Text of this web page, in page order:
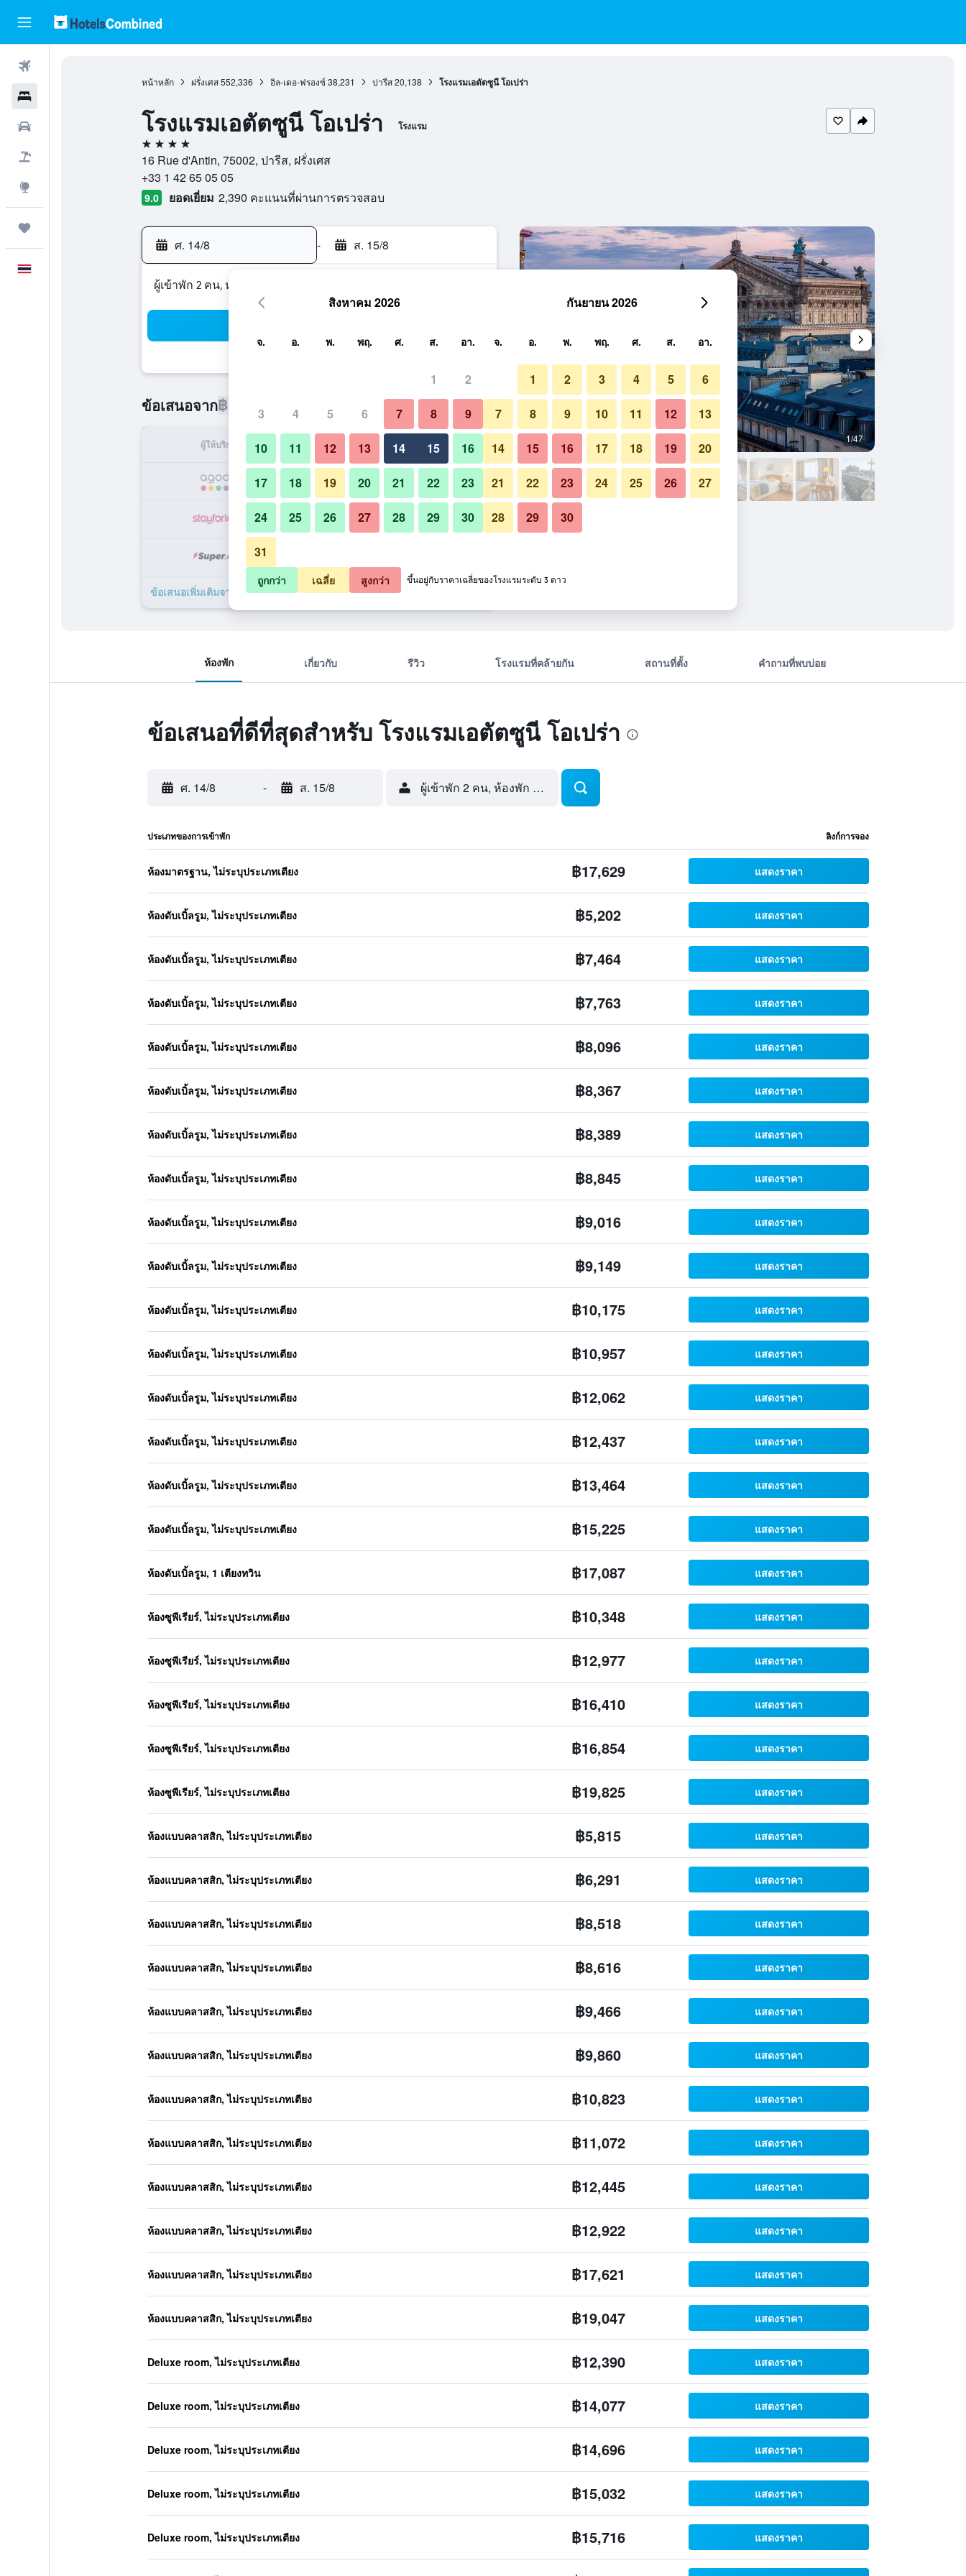
หน้าหลัก ฝรั่งเศส 552,336 อิล-เดอ-ฟรองซ์ 38,231 ปารีส 20,138 โรงแรมเอตัตซูนี โอเปร่า
โรงแรมเอตัตซูนี โอเปร่า โรงแรม
4 ดาว
16 Rue d'Antin, 75002, ปารีส, ฝรั่งเศส
+33 1 42 65 05 05
9.0 ยอดเยี่ยม 2,390 คะแนนที่ผ่านการตรวจสอบ
ศ. 14/8 - ส. 15/8
ผู้เข้าพัก 2 คน, ห้องพัก 1 ห้อง
ข้อเสนอจาก฿5,202 ราคาที่ถูกที่สุด ราคาต่อคืน
ผู้ให้บริการ ทั้งหมด (ต่อคืน)
฿5,202 เช็คดีล
฿5,815 เช็คดีล
ข้อเสนอเพิ่มเติมจาก โรงแรมเอตัตซูนี โอเปร่า 42 รายการ
อื่น ๆ 1/47
รูปภาพของ โรงแรมเอตัตซูนี โอเปร่า
ห้องพัก เกี่ยวกับ รีวิว โรงแรมที่คล้ายกัน สถานที่ตั้ง คำถามที่พบบ่อย
ข้อเสนอที่ดีที่สุดสำหรับ โรงแรมเอตัตซูนี โอเปร่า
ศ. 14/8 - ส. 15/8 ผู้เข้าพัก 2 คน, ห้องพัก 1 ห้อง
ประเภทของการเข้าพัก ลิงก์การจอง
ห้องมาตรฐาน, ไม่ระบุประเภทเตียง ฿17,629 แสดงราคา
ห้องดับเบิ้ลรูม, ไม่ระบุประเภทเตียง ฿5,202 แสดงราคา
ห้องดับเบิ้ลรูม, ไม่ระบุประเภทเตียง ฿7,464 แสดงราคา
ห้องดับเบิ้ลรูม, ไม่ระบุประเภทเตียง ฿7,763 แสดงราคา
ห้องดับเบิ้ลรูม, ไม่ระบุประเภทเตียง ฿8,096 แสดงราคา
ห้องดับเบิ้ลรูม, ไม่ระบุประเภทเตียง ฿8,367 แสดงราคา
ห้องดับเบิ้ลรูม, ไม่ระบุประเภทเตียง ฿8,389 แสดงราคา
ห้องดับเบิ้ลรูม, ไม่ระบุประเภทเตียง ฿8,845 แสดงราคา
ห้องดับเบิ้ลรูม, ไม่ระบุประเภทเตียง ฿9,016 แสดงราคา
ห้องดับเบิ้ลรูม, ไม่ระบุประเภทเตียง ฿9,149 แสดงราคา
ห้องดับเบิ้ลรูม, ไม่ระบุประเภทเตียง ฿10,175 แสดงราคา
ห้องดับเบิ้ลรูม, ไม่ระบุประเภทเตียง ฿10,957 แสดงราคา
ห้องดับเบิ้ลรูม, ไม่ระบุประเภทเตียง ฿12,062 แสดงราคา
ห้องดับเบิ้ลรูม, ไม่ระบุประเภทเตียง ฿12,437 แสดงราคา
ห้องดับเบิ้ลรูม, ไม่ระบุประเภทเตียง ฿13,464 แสดงราคา
ห้องดับเบิ้ลรูม, ไม่ระบุประเภทเตียง ฿15,225 แสดงราคา
ห้องดับเบิ้ลรูม, 1 เตียงทวิน ฿17,087 แสดงราคา
ห้องซูพีเรียร์, ไม่ระบุประเภทเตียง ฿10,348 แสดงราคา
ห้องซูพีเรียร์, ไม่ระบุประเภทเตียง ฿12,977 แสดงราคา
ห้องซูพีเรียร์, ไม่ระบุประเภทเตียง ฿16,410 แสดงราคา
ห้องซูพีเรียร์, ไม่ระบุประเภทเตียง ฿16,854 แสดงราคา
ห้องซูพีเรียร์, ไม่ระบุประเภทเตียง ฿19,825 แสดงราคา
ห้องแบบคลาสสิก, ไม่ระบุประเภทเตียง ฿5,815 แสดงราคา
ห้องแบบคลาสสิก, ไม่ระบุประเภทเตียง ฿6,291 แสดงราคา
ห้องแบบคลาสสิก, ไม่ระบุประเภทเตียง ฿8,518 แสดงราคา
ห้องแบบคลาสสิก, ไม่ระบุประเภทเตียง ฿8,616 แสดงราคา
ห้องแบบคลาสสิก, ไม่ระบุประเภทเตียง ฿9,466 แสดงราคา
ห้องแบบคลาสสิก, ไม่ระบุประเภทเตียง ฿9,860 แสดงราคา
ห้องแบบคลาสสิก, ไม่ระบุประเภทเตียง ฿10,823 แสดงราคา
ห้องแบบคลาสสิก, ไม่ระบุประเภทเตียง ฿11,072 แสดงราคา
ห้องแบบคลาสสิก, ไม่ระบุประเภทเตียง ฿12,445 แสดงราคา
ห้องแบบคลาสสิก, ไม่ระบุประเภทเตียง ฿12,922 แสดงราคา
ห้องแบบคลาสสิก, ไม่ระบุประเภทเตียง ฿17,621 แสดงราคา
ห้องแบบคลาสสิก, ไม่ระบุประเภทเตียง ฿19,047 แสดงราคา
Deluxe room, ไม่ระบุประเภทเตียง ฿12,390 แสดงราคา
Deluxe room, ไม่ระบุประเภทเตียง ฿14,077 แสดงราคา
Deluxe room, ไม่ระบุประเภทเตียง ฿14,696 แสดงราคา
Deluxe room, ไม่ระบุประเภทเตียง ฿15,032 แสดงราคา
Deluxe room, ไม่ระบุประเภทเตียง ฿15,716 แสดงราคา
สิงหาคม 2026
จ. อ. พ. พฤ. ศ. ส. อา.
1 2
3 4 5 6 7 8 9
10 11 12 13 14 15 16
17 18 19 20 21 22 23
24 25 26 27 28 29 30
31
กันยายน 2026
จ. อ. พ. พฤ. ศ. ส. อา.
1 2 3 4 5 6
7 8 9 10 11 12 13
14 15 16 17 18 19 20
21 22 23 24 25 26 27
28 29 30
ถูกกว่า เฉลี่ย สูงกว่า ขึ้นอยู่กับราคาเฉลี่ยของโรงแรมระดับ 3 ดาว